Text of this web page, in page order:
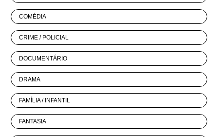
COMÉDIA
CRIME / POLICIAL
DOCUMENTÁRIO
DRAMA
FAMÍLIA / INFANTIL
FANTASIA